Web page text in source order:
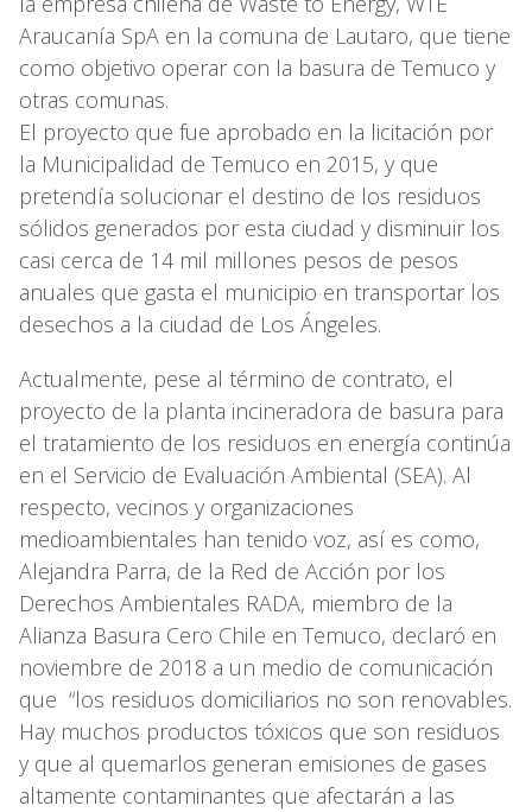
Araucanía SpA en la comuna de Lautaro, que tiene
como objetivo operar con la basura de Temuco y
otras comunas.
El proyecto que fue aprobado en la licitación por
la Municipalidad de Temuco en 2015, y que
pretendía solucionar el destino de los residuos
sólidos generados por esta ciudad y disminuir los
casi cerca de 14 mil millones pesos de pesos
anuales que gasta el municipio en transportar los
desechos a la ciudad de Los Ángeles.
Actualmente, pese al término de contrato, el
proyecto de la planta incineradora de basura para
el tratamiento de los residuos en energía continúa
en el Servicio de Evaluación Ambiental (SEA). Al
respecto, vecinos y organizaciones
medioambientales han tenido voz, así es como,
Alejandra Parra, de la Red de Acción por los
Derechos Ambientales RADA, miembro de la
Alianza Basura Cero Chile en Temuco, declaró en
noviembre de 2018 a un medio de comunicación
que “los residuos domiciliarios no son renovables.
Hay muchos productos tóxicos que son residuos
y que al quemarlos generan emisiones de gases
altamente contaminantes que afectarán a las